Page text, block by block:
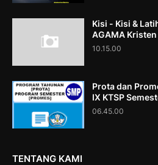
Kisi - Kisi &
AGAMA
10.15.00
Prota dan
IX KTSP
06.45.00
TENTANG KAMI